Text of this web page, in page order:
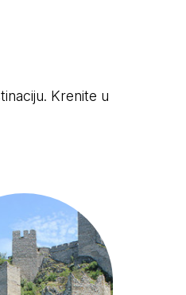
Krenite u